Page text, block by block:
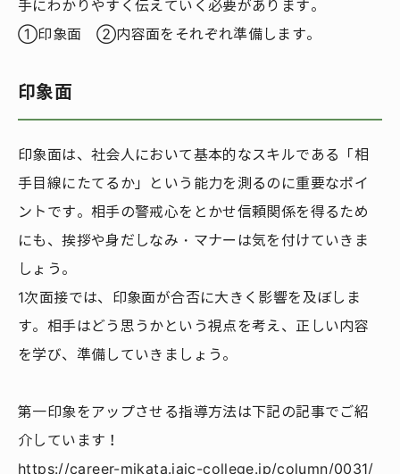
手にわかりやすく伝えていく必要があります。
①印象面 ②内容面をそれぞれ準備します。
印象面
印象面は、社会人において基本的なスキルである「相
手目線にたてるか」という能力を測るのに重要なポイ
ントです。相手の警戒心をとかせ信頼関係を得るため
にも、挨拶や身だしなみ・マナーは気を付けていきま
しょう。
1次面接では、印象面が合否に大きく影響を及ぼしま
す。相手はどう思うかという視点を考え、正しい内容
を学び、準備していきましょう。
第一印象をアップさせる指導方法は下記の記事でご紹
介しています！
https://career-mikata.jaic-college.jp/column/0031/